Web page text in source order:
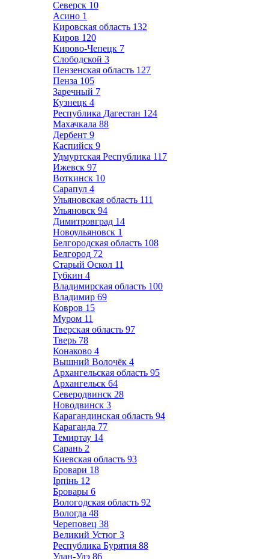
Северск 10
Асино 1
Кировская область 132
Киров 120
Кирово-Чепецк 7
Слободской 3
Пензенская область 127
Пенза 105
Заречный 7
Кузнецк 4
Республика Дагестан 124
Махачкала 88
Дербент 9
Каспийск 9
Удмуртская Республика 117
Ижевск 97
Воткинск 10
Сарапул 4
Ульяновская область 111
Ульяновск 94
Димитровград 14
Новоульяновск 1
Белгородская область 108
Белгород 72
Старый Оскол 11
Губкин 4
Владимирская область 100
Владимир 69
Ковров 15
Муром 11
Тверская область 97
Тверь 78
Конаково 4
Вышний Волочёк 4
Архангельская область 95
Архангельск 64
Северодвинск 28
Новодвинск 3
Карагандинская область 94
Караганда 77
Темиртау 14
Сарань 2
Киевская область 93
Бровари 18
Ірпінь 12
Бровары 6
Вологодская область 92
Вологда 48
Череповец 38
Великий Устюг 3
Республика Бурятия 88
Улан-Удэ 86